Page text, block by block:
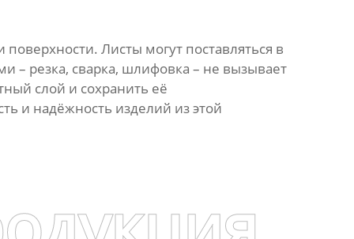
Листы могут поставляться в
– резка, сварка, шлифовка – не вызывает
слой и сохранить её
и надёжность изделий из этой